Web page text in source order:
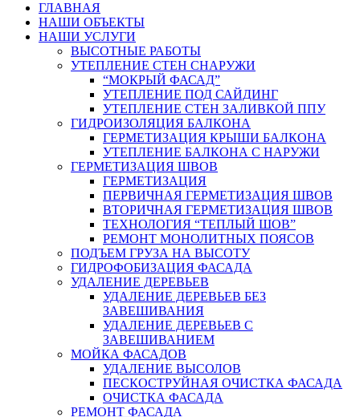
ГЛАВНАЯ
НАШИ ОБЪЕКТЫ
НАШИ УСЛУГИ
ВЫСОТНЫЕ РАБОТЫ
УТЕПЛЕНИЕ СТЕН СНАРУЖИ
“МОКРЫЙ ФАСАД”
УТЕПЛЕНИЕ ПОД САЙДИНГ
УТЕПЛЕНИЕ СТЕН ЗАЛИВКОЙ ППУ
ГИДРОИЗОЛЯЦИЯ БАЛКОНА
ГЕРМЕТИЗАЦИЯ КРЫШИ БАЛКОНА
УТЕПЛЕНИЕ БАЛКОНА С НАРУЖИ
ГЕРМЕТИЗАЦИЯ ШВОВ
ГЕРМЕТИЗАЦИЯ
ПЕРВИЧНАЯ ГЕРМЕТИЗАЦИЯ ШВОВ
ВТОРИЧНАЯ ГЕРМЕТИЗАЦИЯ ШВОВ
ТЕХНОЛОГИЯ “ТЕПЛЫЙ ШОВ”
РЕМОНТ МОНОЛИТНЫХ ПОЯСОВ
ПОДЪЕМ ГРУЗА НА ВЫСОТУ
ГИДРОФОБИЗАЦИЯ ФАСАДА
УДАЛЕНИЕ ДЕРЕВЬЕВ
УДАЛЕНИЕ ДЕРЕВЬЕВ БЕЗ
ЗАВЕШИВАНИЯ
УДАЛЕНИЕ ДЕРЕВЬЕВ С
ЗАВЕШИВАНИЕМ
МОЙКА ФАСАДОВ
УДАЛЕНИЕ ВЫСОЛОВ
ПЕСКОСТРУЙНАЯ ОЧИСТКА ФАСАДА
ОЧИСТКА ФАСАДА
РЕМОНТ ФАСАДА